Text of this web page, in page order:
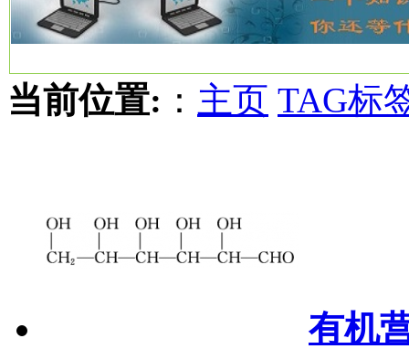
当前位置: ： 主页 TAG标
有机